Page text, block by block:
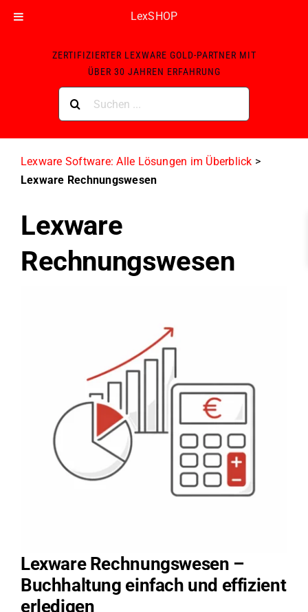
LexSHOP
ZERTIFIZIERTER LEXWARE GOLD-PARTNER MIT
ÜBER 30 JAHREN ERFAHRUNG
nach:
Lexware Software: Alle Lösungen im Überblick >
Lexware Rechnungswesen
Lexware
Rechnungswesen
Lexware Rechnungswesen –
Buchhaltung einfach und effizient
erledigen